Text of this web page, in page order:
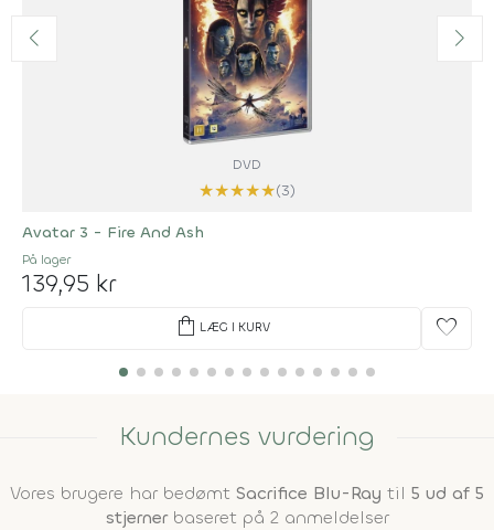
DVD
★★★★★(3)
Avatar 3 - Fire And Ash
På lager
139,95 kr
shopping_bag LÆG I KURV favorite
Kundernes vurdering
Vores brugere har bedømt Sacrifice Blu-Ray til 5 ud af 5
stjernerbaseret på 2 anmeldelser